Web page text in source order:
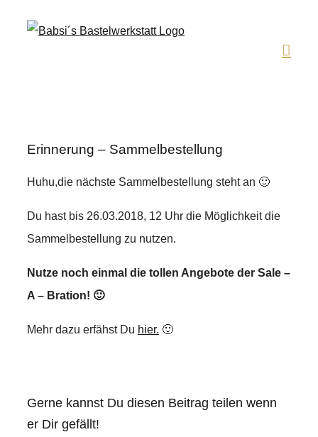
Erinnerung – Sammelbestellung
Huhu,die nächste Sammelbestellung steht an 🙂
Du hast bis 26.03.2018, 12 Uhr die Möglichkeit die
Sammelbestellung zu nutzen.
Nutze noch einmal die tollen Angebote der Sale –
A – Bration! 🙂
Mehr dazu erfähst Du hier. 🙂
Gerne kannst Du diesen Beitrag teilen wenn
er Dir gefällt!